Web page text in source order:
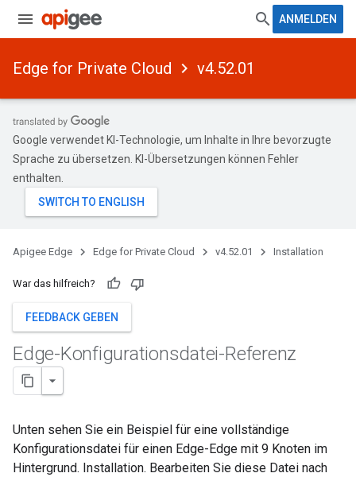
ANMELDEN
Edge for Private Cloud v4.52.01
Google verwendet KI-Technologie, um Inhalte in Ihre bevorzugte
Sprache zu übersetzen. KI-Übersetzungen können Fehler
enthalten.
Apigee Edge Edge for Private Cloud v4.52.01 Installation
War das hilfreich?
FEEDBACK GEBEN
Edge-Konfigurationsdatei-Referenz
Unten sehen Sie ein Beispiel für eine vollständige
Konfigurationsdatei für einen Edge-Edge mit 9 Knoten im
Hintergrund. Installation. Bearbeiten Sie diese Datei nach